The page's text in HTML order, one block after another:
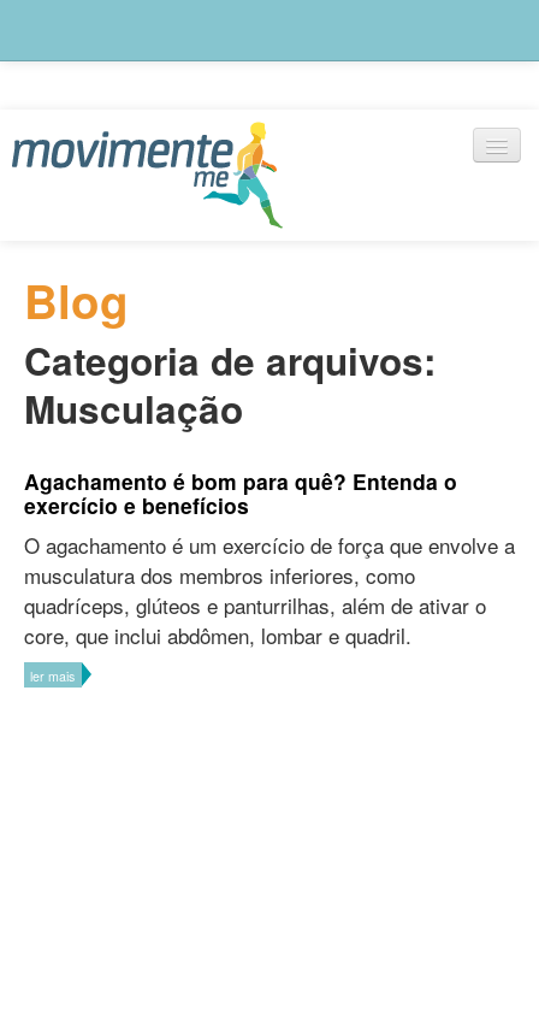
Exercícios
+ de 1000 vídeos selecionados
Monte seu treino agora
Blog
Categoria de arquivos:
Musculação
Agachamento é bom para quê? Entenda o
exercício e benefícios
O agachamento é um exercício de força que envolve a
musculatura dos membros inferiores, como
quadríceps, glúteos e panturrilhas, além de ativar o
core, que inclui abdômen, lombar e quadril.
ler mais